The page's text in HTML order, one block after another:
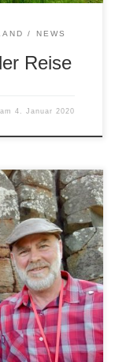
NEWS
Reise
am4. Januar 2020